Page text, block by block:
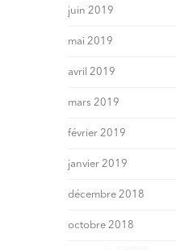
juin 2019
mai 2019
avril 2019
mars 2019
février 2019
janvier 2019
décembre 2018
octobre 2018